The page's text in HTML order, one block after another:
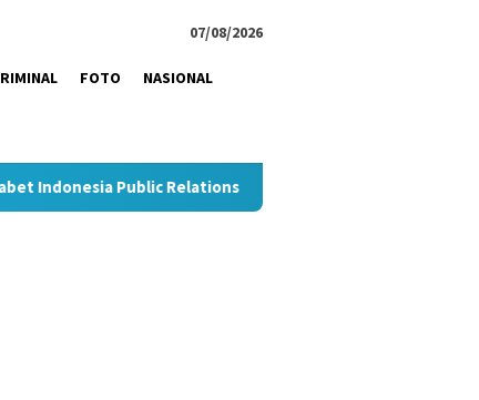
07/08/2026
FOTO NASIONAL
Relations Top Leader 2026